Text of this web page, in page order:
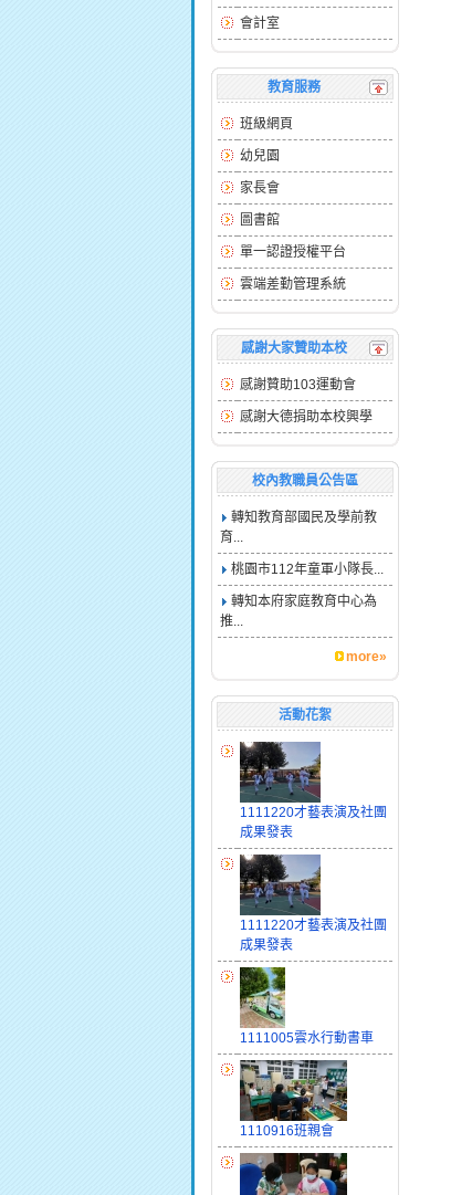
會計室
教育服務
班級網頁
幼兒園
家長會
圖書館
單一認證授權平台
雲端差勤管理系統
感謝大家贊助本校
感謝贊助103運動會
感謝大德捐助本校興學
校內教職員公告區
轉知教育部國民及學前教
育...
桃園市112年童軍小隊長...
轉知本府家庭教育中心為
推...
more»
活動花絮
1111220才藝表演及社團
成果發表
1111220才藝表演及社團
成果發表
1111005雲水行動書車
1110916班親會